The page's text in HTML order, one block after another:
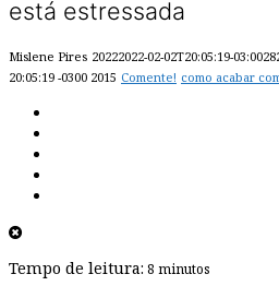
está estressada
Mislene Pires 20222022-02-02T20:05:19-
20:05:19 -0300 2015 Comente! como acabar
Tempo de leitura: 8 minutos